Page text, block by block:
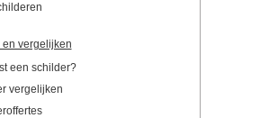
en vergelijken
een schilder?
vergelijken